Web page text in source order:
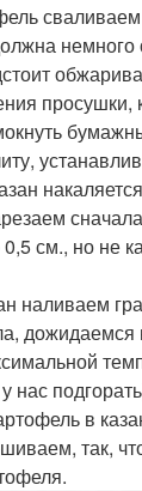
немного
просушки,
см., но не
наливаем
дожидаемся
нас
в
так,